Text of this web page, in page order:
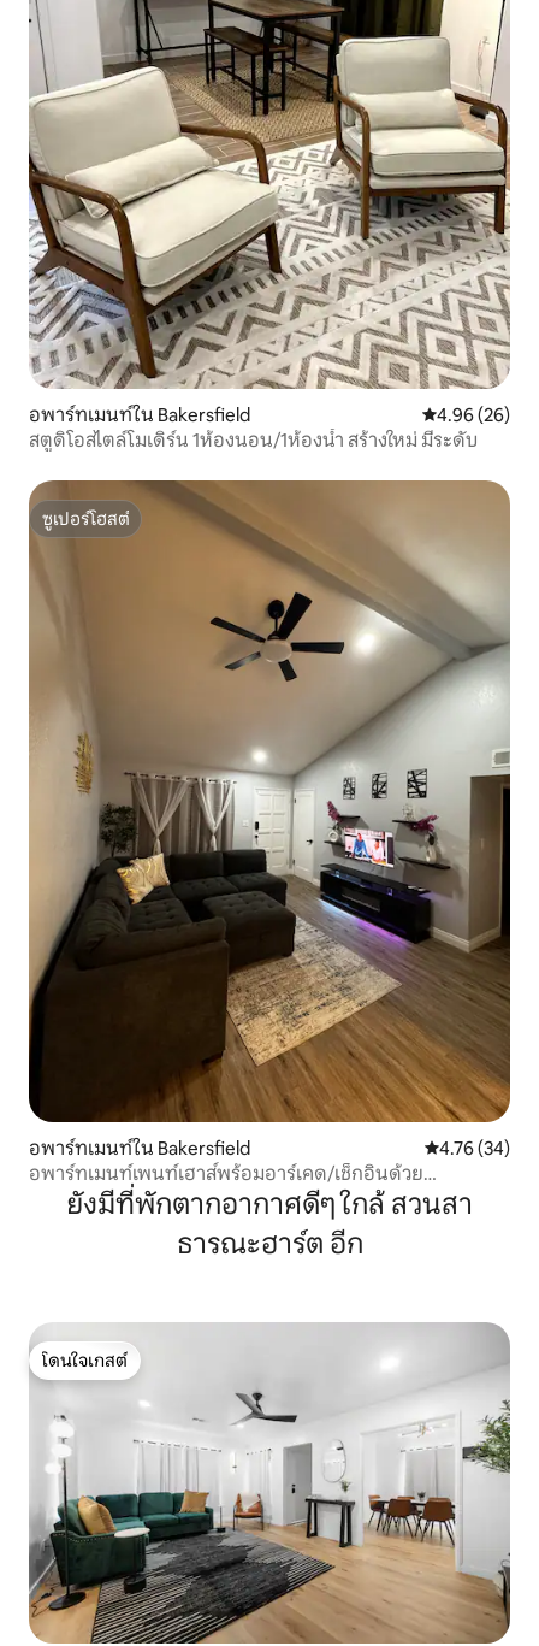
อพาร์ทเมนท์ใน Bakersfield คะแนนเฉลี่ย
4.96 (26)
สตูดิโอสไตล์โมเดิร์น 1ห้องนอน/1ห้องน้ำ สร้างใหม่ มีระดับ
ซูเปอร์โฮสต์
ซูเปอร์โฮสต์
อพาร์ทเมนท์ใน Bakersfield คะแนนเฉลี่ย
4.76 (34)
อพาร์ทเมนท์เพนท์เฮาส์พร้อมอาร์เคด/เช็กอินด้วย
ตนเอง/Wi-Fi
ยังมีที่พักตากอากาศดีๆ ใกล้ สวนสา
ธารณะฮาร์ต อีก
โดนใจเกสต์
โดนใจเกสต์